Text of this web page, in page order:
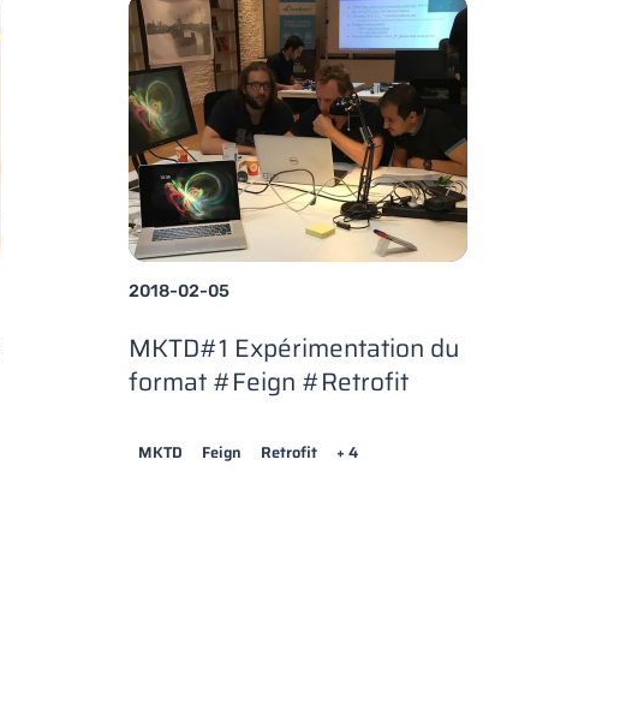
2018-02-05
MKTD#1 Expérimentation du
format #Feign #Retrofit
MKTD Feign Retrofit + 4